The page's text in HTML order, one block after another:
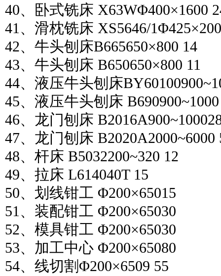
40、卧式铣床 X63WΦ400×1600
41、滑枕铣床 XS5646/
42、牛头刨床B665650×800 14
43、牛头刨床 B650650×800 11
44、液压牛头刨床
45、液压牛头刨床
46、龙门刨床
47、龙门刨床 B2020A2000~6000
48、杆床 B5032200~320 12
49、拉床 L614040T 15
50、划线钳工 Φ200×65015
51、装配钳工 Φ200×65030
52、模具钳工 Φ200×65030
53、加工中心 Φ200×65080
54、线切割Φ200×6509 55